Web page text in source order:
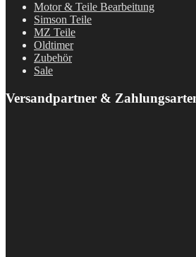
Motor & Teile Bearbeitung
Simson Teile
MZ Teile
Oldtimer
Zubehör
Sale
Versandpartner &